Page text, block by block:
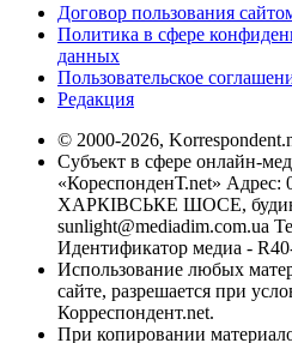
Договор пользования
Политика в сфере
данных
Пользовательское
Редакция
© 2000-2026,
Субъект в сфере онлайн-
«КореспонденТ.net» Адрес:
ХАРКІВСЬКЕ ШОСЕ,
sunlight@mediadim.com.ua
Идентификатор медиа -
Использование любых
сайте, разрешается при
Корреспондент.net.
При копировании